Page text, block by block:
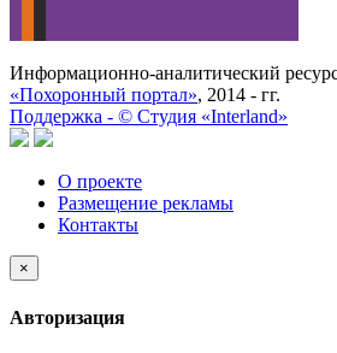
Информационно-аналитический
«Похоронный портал», 2014 - гг.
Поддержка - © Cтудия «Interland»
О проекте
Размещение рекламы
Контакты
×
Авторизация